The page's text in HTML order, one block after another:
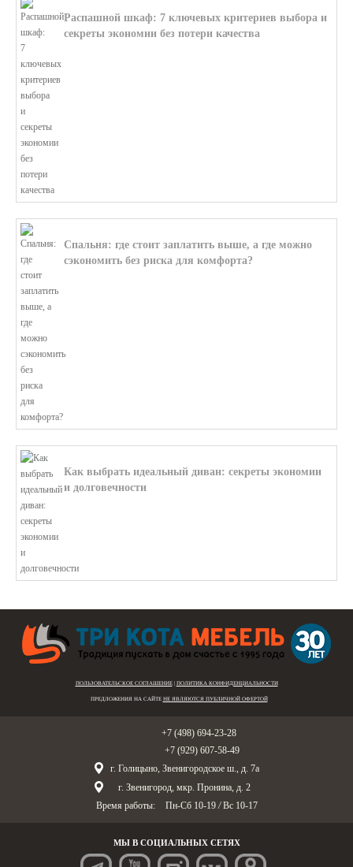
Распашной шкаф: 7 ключевых критериев выбора и
секреты экономии без потери качества
Спальня: где стоит заплатить выше, а где можно
сэкономить без риска для комфорта?
Как выбрать идеальный диван: секреты экономии
и долговечности
ПОЛЬЗОВАТЕЛЬСКОЕ СОГЛАШЕНИЕ| ПОЛИТИКА КОНФИДЕНЦИАЛЬНОСТИ
ПРЕДЛОЖЕНИЯ НА САЙТЕ НЕ ЯВЛЯЮТСЯ ПУБЛИЧНОЙ ОФЕРТОЙ
+7 (498) 694-23-28
+7 (929) 607-58-49
г. Голицыно, Звенигородское ш., д. 7а
г. Звенигород, мкр. Пронина, д. 2
Время работы:
Пн-Сб 10-19 / Вс 10-17
МЫ В СОЦИАЛЬНЫХ СЕТЯХ